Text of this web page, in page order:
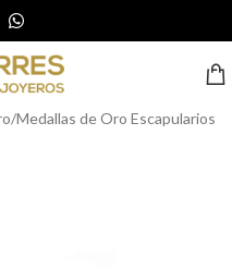
/Medallas de Oro Escapularios